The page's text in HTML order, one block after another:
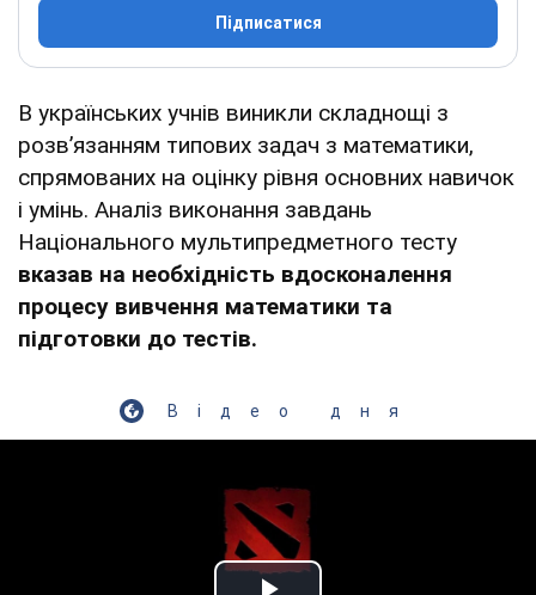
Підписатися
В українських учнів виникли складнощі з
розв’язанням типових задач з математики,
спрямованих на оцінку рівня основних навичок
і умінь. Аналіз виконання завдань
Національного мультипредметного тесту
вказав на необхідність вдосконалення
процесу вивчення математики та
підготовки до тестів.
Відео дня